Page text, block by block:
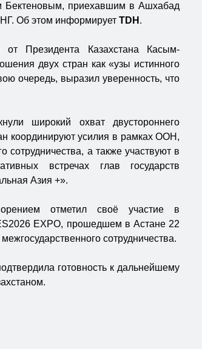
Бектеновым, приехавшим в Ашхабад
Об этом информируетTDH .
Президента Казахстана Касым-
двух стран как «узы истинного
очередь, выразил уверенность, что
широкий охват двустороннего
координируют усилия в рамках ООН,
а также участвуют в
встречах глав государств
Азия +».
отметил своё участие в
EXPO, прошедшем в Астане 22
сотрудничества.
готовность к дальнейшему